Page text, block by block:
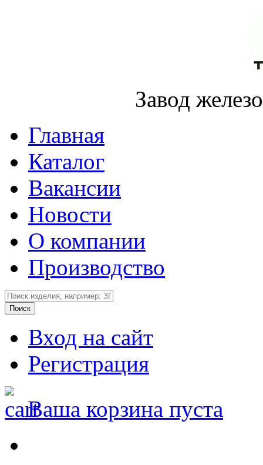
Завод
Главная
Каталог
Вакансии
Новости
О компании
Производство
Вход на сайт
Регистрация
Ваша корзина пуста